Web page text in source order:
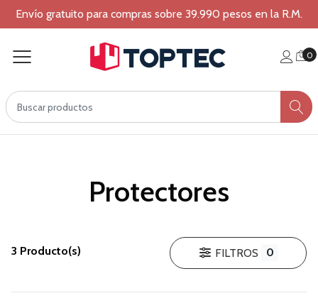
Envío gratuito para compras sobre 39.990 pesos en la R.M.
0
Protectores
3 Producto(s) FILTROS 0